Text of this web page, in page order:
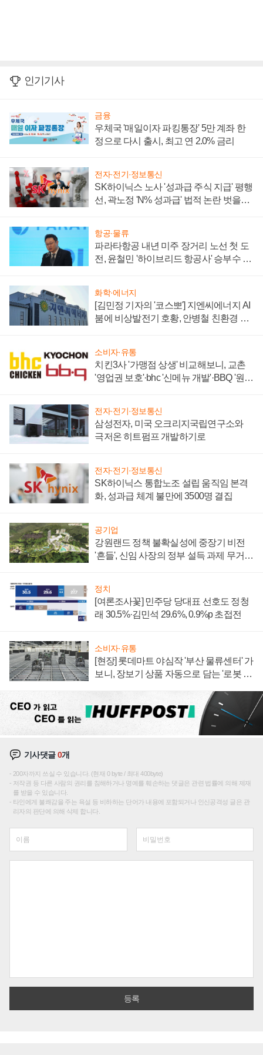
인기기사
금융
우체국 '매일이자 파킹통장' 5만 계좌 한
정으로 다시 출시, 최고 연 2.0% 금리
전자·전기·정보통신
SK하이닉스 노사 '성과급 주식 지급' 평행
선, 곽노정 'N% 성과급' 법적 논란 벗을지
항공·물류
파라타항공 내년 미주 장거리 노선 첫 도
전, 윤철민 '하이브리드 항공사' 승부수 통
화학·에너지
[김민정 기자의 '코스뽀'] 지엔씨에너지 AI
붐에 비상발전기 호황, 안병철 친환경 에
소비자·유통
치킨3사 '가맹점 상생' 비교해보니, 교촌
'영업권 보호'·bhc '신메뉴 개발'·BBQ '원가
전자·전기·정보통신
삼성전자, 미국 오크리지국립연구소와
극저온 히트펌프 개발하기로
전자·전기·정보통신
SK하이닉스 통합노조 설립 움직임 본격
화, 성과급 체계 불만에 3500명 결집
공기업
강원랜드 정책 불확실성에 중장기 비전
'흔들', 신임 사장의 정부 설득 과제 무거워
정치
[여론조사꽃] 민주당 당대표 선호도 정청
래 30.5%·김민석 29.6%, 0.9%p 초접전
소비자·유통
[현장] 롯데마트 야심작 '부산 물류센터' 가
보니, 장보기 상품 자동으로 담는 '로봇 40
기사댓글0개
200자까지 쓰실 수 있습니다. (현재 0 byte / 최대 400byte)
저작권 등 다른 사람의 권리를 침해하거나 명예를 훼손하는 댓글은 관련 법률에 의해 제재
를 받을 수 있습니다.
타인에게 불쾌감을 주는 욕설 등 비하하는 단어가 내용에 포함되거나 인신공격성 글은 관
리자의 판단에 의해 삭제 합니다.